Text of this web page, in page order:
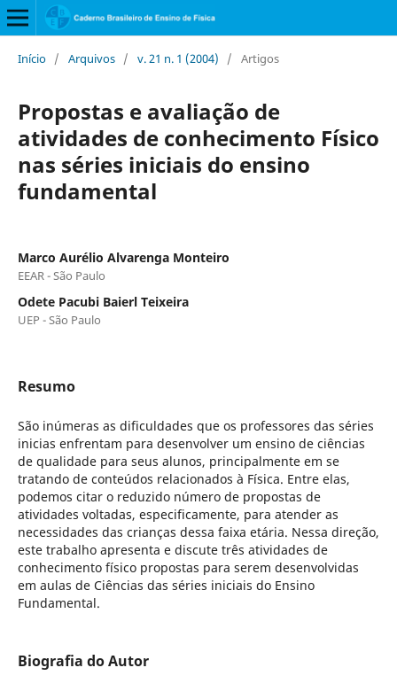
Início / Arquivos / v. 21 n. 1 (2004) / Artigos
Propostas e avaliação de
atividades de conhecimento Físico
nas séries iniciais do ensino
fundamental
Marco Aurélio Alvarenga Monteiro
EEAR - São Paulo
Odete Pacubi Baierl Teixeira
UEP - São Paulo
Resumo
São inúmeras as dificuldades que os professores das séries
inicias enfrentam para desenvolver um ensino de ciências
de qualidade para seus alunos, principalmente em se
tratando de conteúdos relacionados à Física. Entre elas,
podemos citar o reduzido número de propostas de
atividades voltadas, especificamente, para atender as
necessidades das crianças dessa faixa etária. Nessa direção,
este trabalho apresenta e discute três atividades de
conhecimento físico propostas para serem desenvolvidas
em aulas de Ciências das séries iniciais do Ensino
Fundamental.
Biografia do Autor